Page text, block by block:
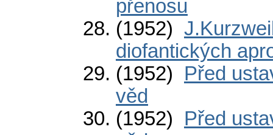
přenosu
(1952)
diofantických
(1952) Před
věd
(1952) Před